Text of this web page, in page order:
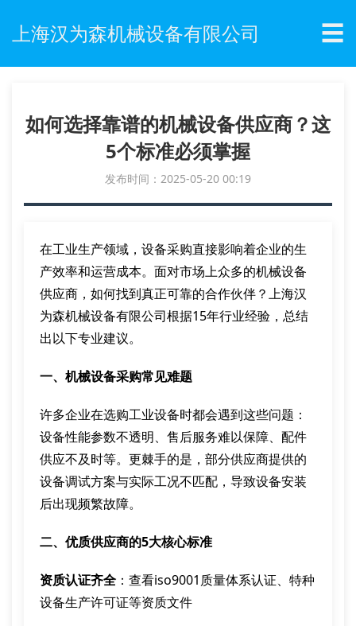
上海汉为森机械设备有限公司 ☰
如何选择靠谱的机械设备供应商？这
5个标准必须掌握
发布时间：2025-05-20 00:19
在工业生产领域，设备采购直接影响着企业的生
产效率和运营成本。面对市场上众多的机械设备
供应商，如何找到真正可靠的合作伙伴？上海汉
为森机械设备有限公司根据15年行业经验，总结
出以下专业建议。
一、机械设备采购常见难题
许多企业在选购工业设备时都会遇到这些问题：
设备性能参数不透明、售后服务难以保障、配件
供应不及时等。更棘手的是，部分供应商提供的
设备调试方案与实际工况不匹配，导致设备安装
后出现频繁故障。
二、优质供应商的5大核心标准
资质认证齐全 ：查看iso9001质量体系认证、特种
设备生产许可证等资质文件